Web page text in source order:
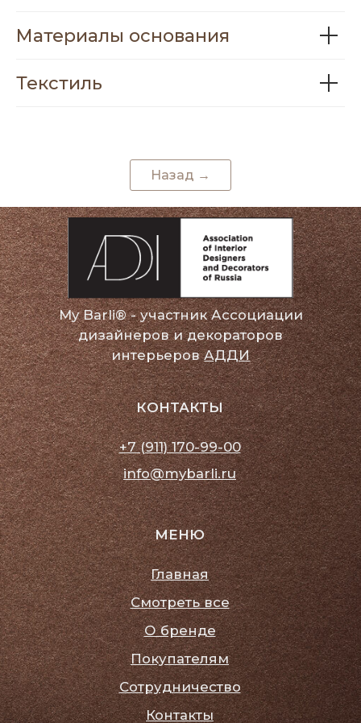
Материалы основания
Текстиль
Назад →
Политика конфиденциальности
КОНТАКТЫ
Главная
О бренде
Контакты
Покупателям
Сотрудничество
дизайнеров и декораторов